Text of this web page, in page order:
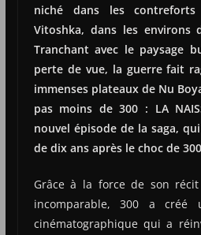
niché dans les
Vitoshka, dans les environs
Tranchant avec le paysage
perte de vue, la guerre fait
immenses plateaux de Nu
pas moins de 300 : LA
nouvel épisode de la saga,
de dix ans après le choc de
Grâce à la force de son
incomparable, 300 a créé
cinématographique qui a